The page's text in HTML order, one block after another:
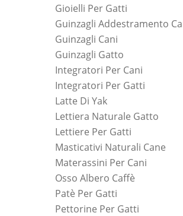
Gioielli Per Gatti
Guinzagli Addestramento
Guinzagli Cani
Guinzagli Gatto
Integratori Per Cani
Integratori Per Gatti
Latte Di Yak
Lettiera Naturale Gatto
Lettiere Per Gatti
Masticativi Naturali Cane
Materassini Per Cani
Osso Albero Caffè
Patè Per Gatti
Pettorine Per Gatti